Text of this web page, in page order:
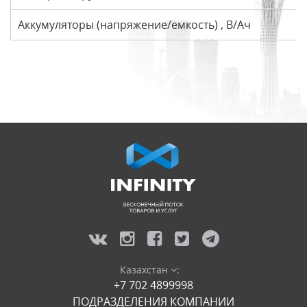
Аккумуляторы (напряжение/емкость) , В/Ач
Казахстан :
+7 702 4899998
ПОДРАЗДЕЛЕНИЯ КОМПАНИИ